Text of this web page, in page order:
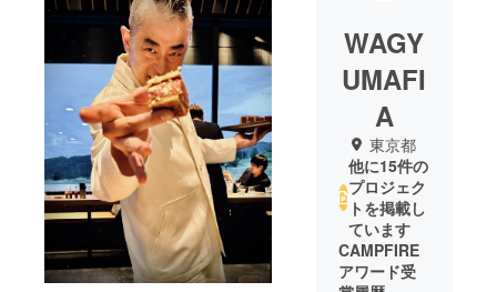
WAGY
UMAFI
A
東京都
他に15件の
プロジェク
トを掲載し
ています
CAMPFIRE
アワード受